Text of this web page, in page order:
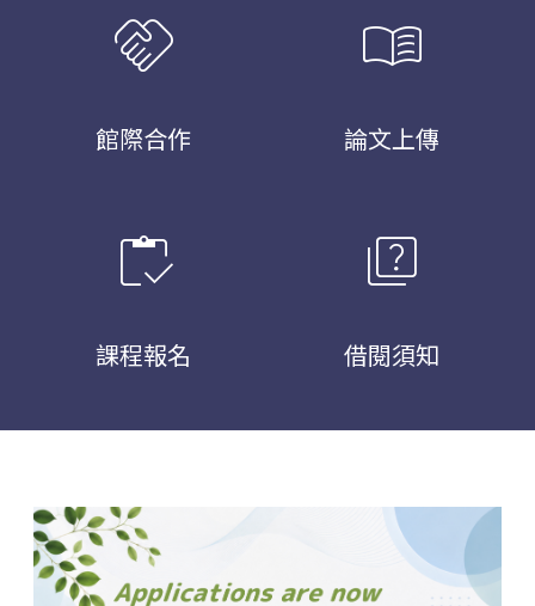
handshake
館際合作
menu_book
論文上傳
inventory
課程報名
quiz
借閱須知